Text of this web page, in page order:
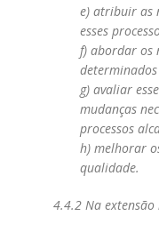
e) atribuir as
esses
f) abordar os
g) avaliar
mudanças
processos
h) melhorar
qualidade.
4.4.2 Na extensão